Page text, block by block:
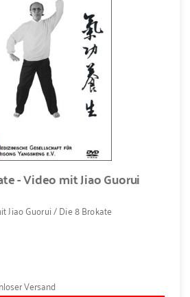
- Video mit Jiao Guorui
Jiao Guorui / Die 8 Brokate
Versand